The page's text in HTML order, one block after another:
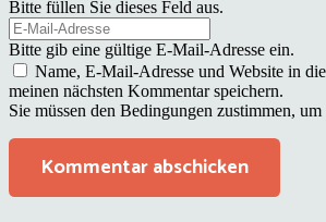
Bitte füllen Sie dieses Feld aus.
Bitte gib eine gültige E-Mail-Adresse ein.
Name, E-Mail-Adresse und Website in
meinen nächsten Kommentar speichern.
Sie müssen den Bedingungen zustimmen,
Kommentar abschicken